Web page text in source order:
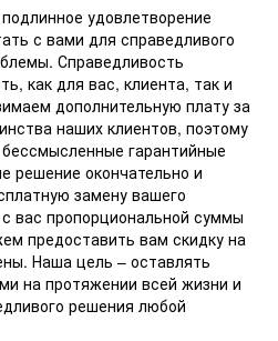
удовлетворение
с вами для справедливого
Справедливость
как для вас, клиента, так и
дополнительную плату за
наших клиентов, поэтому
гарантийные
решение окончательно и
замену вашего
вас пропорциональной суммы
предоставить вам скидку на
Наша цель – оставлять
на протяжении всей жизни и
решения любой